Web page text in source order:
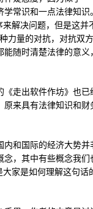
常识和一点法律知
解决问题，但是这
力量的对抗，对抗
随时清楚法律的意
走出软件作坊》也
来具有法律知识和
和国际的经济大势
，其中有些概念我
家是如何理解这句